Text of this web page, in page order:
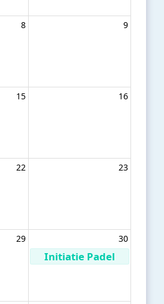
8 9
15 16
22 23
29 30
Initiatie Padel